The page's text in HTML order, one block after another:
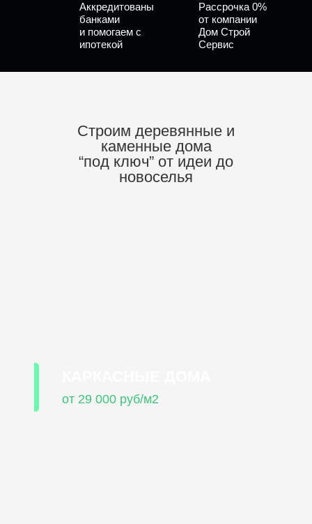
Аккредитованы
банками
и помогаем с
ипотекой
Рассрочка 0%
от компании
Дом Строй
Сервис
Строим деревянные и
каменные дома
“под ключ” от идеи до
новоселья
от 29 000 руб/м2